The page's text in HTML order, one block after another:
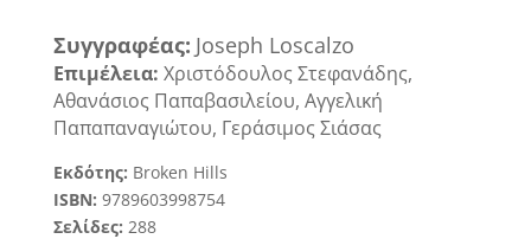
Συγγραφέας: Joseph Loscalzo
Επιμέλεια: Χριστόδουλος Στεφανάδης,
Αθανάσιος Παπαβασιλείου, Αγγελική
Παπαπαναγιώτου, Γεράσιμος Σιάσας
Εκδότης: Broken Hills
ISBN: 9789603998754
Σελίδες: 288